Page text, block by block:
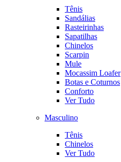
Tênis
Sandálias
Rasteirinhas
Sapatilhas
Chinelos
Scarpin
Mule
Mocassim Loafer
Botas e Coturnos
Conforto
Ver Tudo
Masculino
Tênis
Chinelos
Ver Tudo